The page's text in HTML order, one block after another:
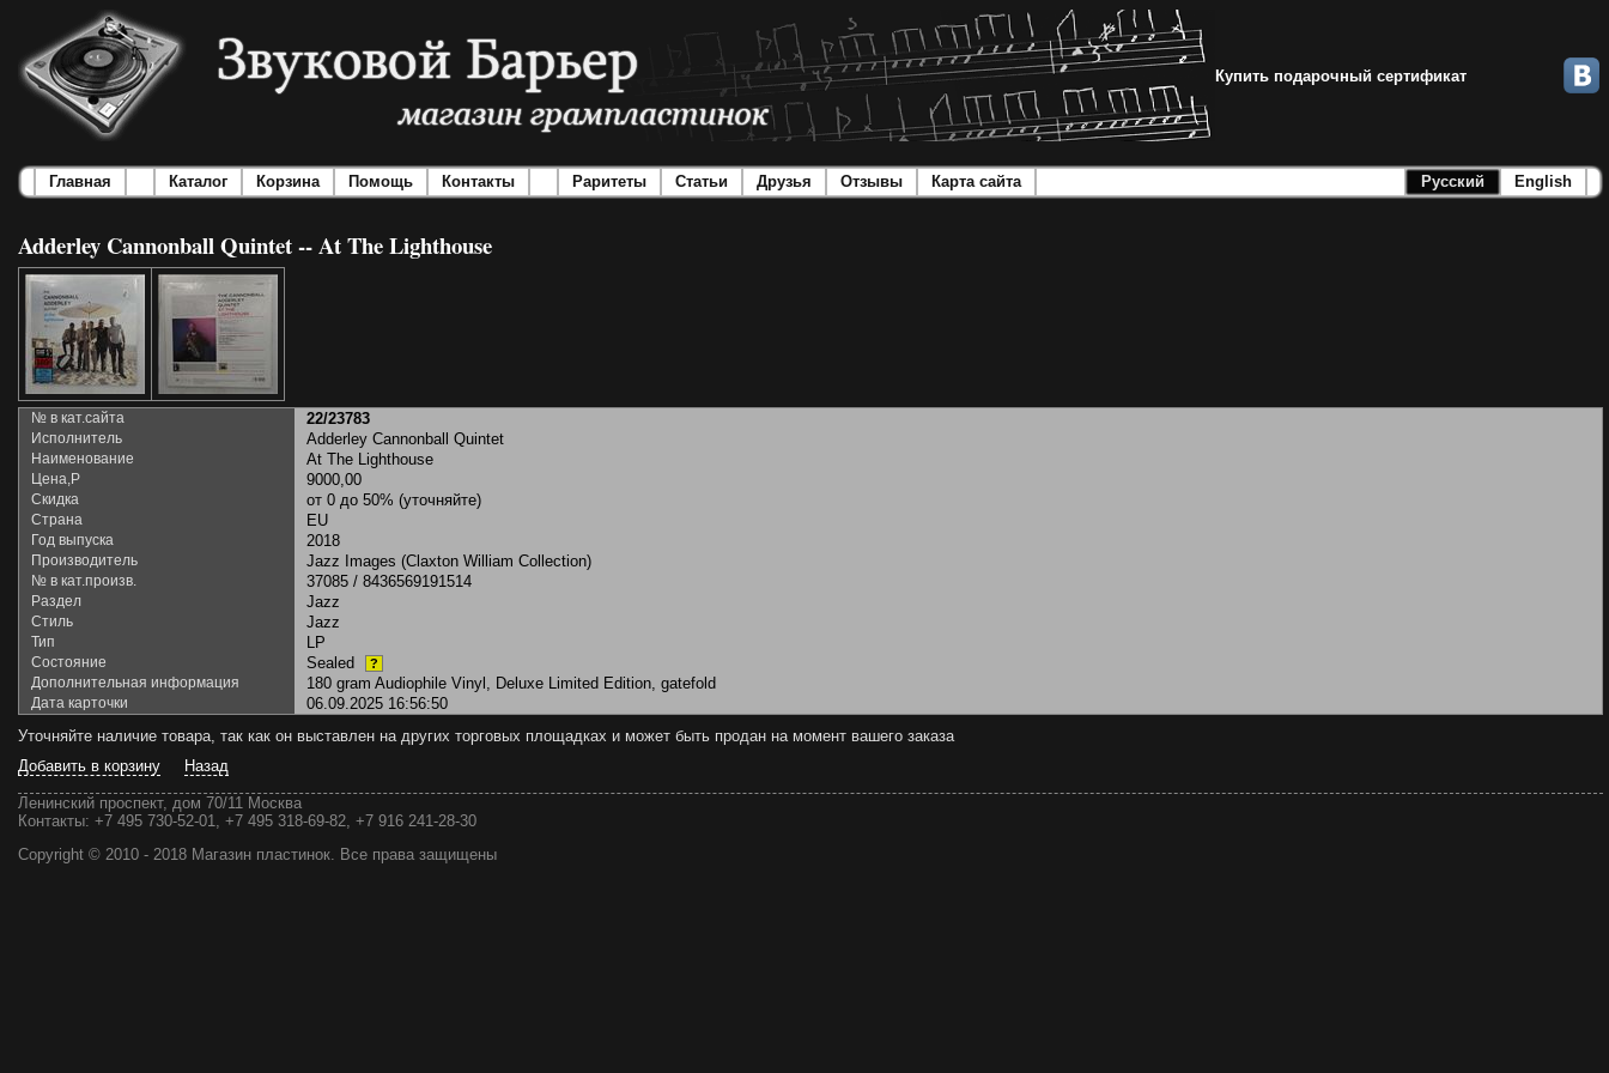
Купить подарочный сертификат
Главная Каталог Корзина Помощь Контакты Раритеты Статьи Друзья Отзывы Карта сайта Русский English
Adderley Cannonball Quintet -- At The Lighthouse
№ в кат.сайта 22/23783
Исполнитель Adderley Cannonball Quintet
Наименование At The Lighthouse
Цена,Р 9000,00
Скидка от 0 до 50% (уточняйте)
Страна EU
Год выпуска 2018
Производитель Jazz Images (Claxton William Collection)
№ в кат.произв. 37085 / 8436569191514
Раздел Jazz
Стиль Jazz
Тип LP
Состояние Sealed ?
Дополнительная информация 180 gram Audiophile Vinyl, Deluxe Limited Edition, gatefold
Дата карточки
06.09.2025 16:56:50
Уточняйте наличие товара, так как он выставлен на других торговых площадках и может быть продан на момент вашего заказа
Добавить в корзину
Назад
Ленинский проспект, дом 70/11 Москва
Контакты: +7 495 730-52-01, +7 495 318-69-82, +7 916 241-28-30
Copyright © 2010 - 2018 Магазин пластинок. Все права защищены